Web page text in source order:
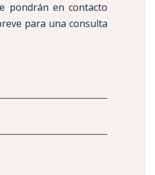
pondrán en contacto
para una consulta